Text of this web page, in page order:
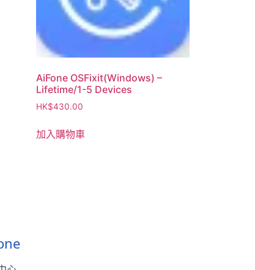
AiFone OSFixit(Windows) –
Lifetime/1-5 Devices
HK$430.00
加入購物車